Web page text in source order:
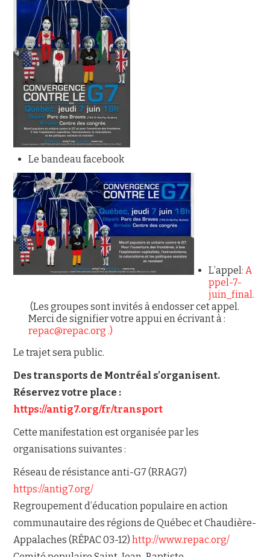
Le bandeau facebook
L’appel:A
ppel-7-
juin_final.
(Les groupes sont invités à endosser cet appel.
Merci de signifier votre appui en écrivant à :
repac@repac.org .)
Le trajet sera public.
Des transports de Montréal s’organisent.
Réservez votre place :
https://antig7.org/fr/transport
Cette manifestation est organisée par les
organisations suivantes :
Réseau de résistance anti-G7 (RRAG7)
https://antig7.org/
Regroupement d’éducation populaire en action
communautaire des régions de Québec et Chaudière-
Appalaches (RÉPAC 03-12)http://www.repac.org/